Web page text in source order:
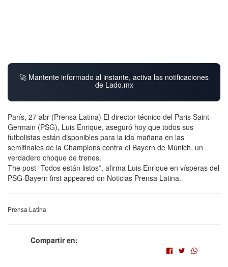
🚀 Mantente informado al instante, activa las notificaciones
de Lado.mx
París, 27 abr (Prensa Latina) El director técnico del Paris Saint-
Germain (PSG), Luis Enrique, aseguró hoy que todos sus
futbolistas están disponibles para la ida mañana en las
semifinales de la Champions contra el Bayern de Múnich, un
verdadero choque de trenes.
The post “Todos están listos”, afirma Luis Enrique en vísperas del
PSG-Bayern first appeared on Noticias Prensa Latina.
Prensa Latina
Compartir en: